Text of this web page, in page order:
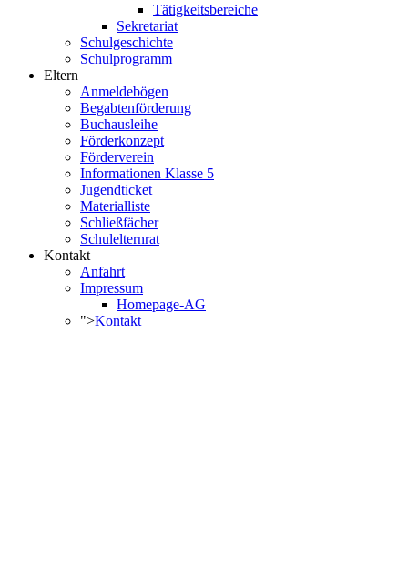
Tätigkeitsbereiche
Sekretariat
Schulgeschichte
Schulprogramm
Eltern
Anmeldebögen
Begabtenförderung
Buchausleihe
Förderkonzept
Förderverein
Informationen Klasse 5
Jugendticket
Materialliste
Schließfächer
Schulelternrat
Kontakt
Anfahrt
Impressum
Homepage-AG
">Kontakt